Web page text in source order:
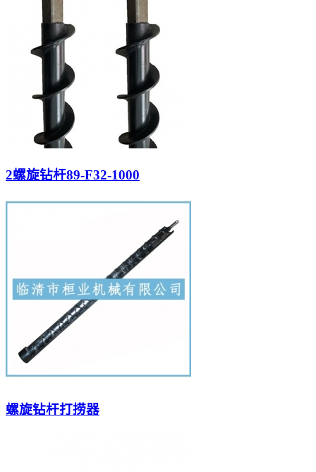
2螺旋钻杆89-F32-1000
螺旋钻杆打捞器